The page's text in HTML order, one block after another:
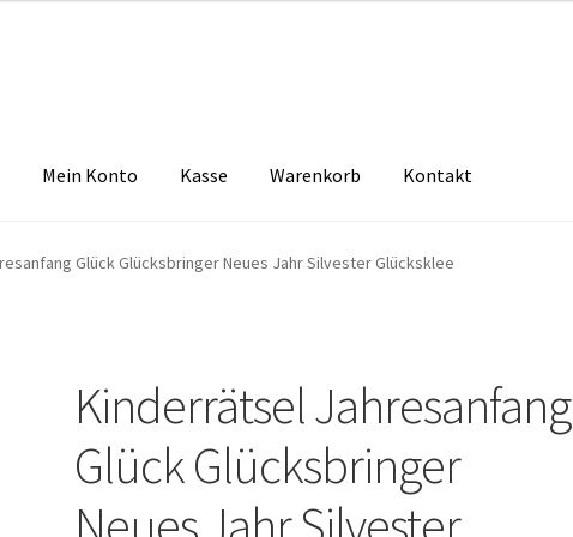
Mein Konto Kasse Warenkorb Kontakt
Echtheit von BewertungenFAQ Impressum
Glück Glücksbringer Neues Jahr Silvester Glücksklee
Kinderrätsel Jahresanfang
Glück Glücksbringer